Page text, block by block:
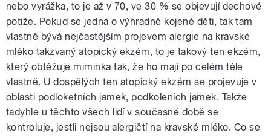
nebo vyrážka, to je až v 70, ve 30 % se objevují dechové
potíže. Pokud se jedná o výhradně kojené děti, tak tam
vlastně bývá nejčastějším projevem alergie na kravské
mléko takzvaný atopický ekzém, to je takový ten ekzém,
který obtěžuje miminka tak, že ho mají po celém těle
vlastně. U dospělých ten atopický ekzém se projevuje v
oblasti podloketních jamek, podkoleních jamek. Takže
tadyhle u těchto všech lidí v současné době se
kontroluje, jestli nejsou alergičtí na kravské mléko. Co se